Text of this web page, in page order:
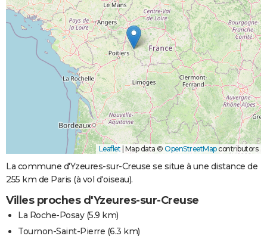
Leaflet Map data © OpenStreetMapcontributors
La commune d'Yzeures-sur-Creuse se situe à une distance de
255 km de Paris (à vol d'oiseau).
Villes proches d'Yzeures-sur-Creuse
La Roche-Posay(5.9 km)
Tournon-Saint-Pierre (6.3 km)